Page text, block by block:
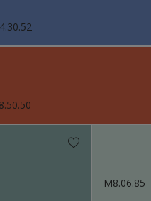
M8.06.85